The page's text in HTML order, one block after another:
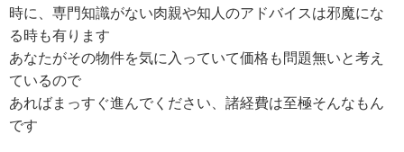
時に、専門知識がない肉親や知人のアドバイスは邪魔にな
る時も有ります
あなたがその物件を気に入っていて価格も問題無いと考え
ているので
あればまっすぐ進んでください、諸経費は至極そんなもん
です